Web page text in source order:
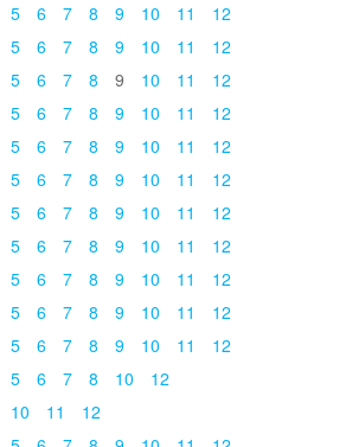
5 6 7 8 9 10 11
12
5 6 7 8 9 10 11
12
5 6 7 8 9 10 11
12
5 6 7 8 9 10 11
12
5 6 7 8 9 10 11
12
5 6 7 8 9 10 11
12
5 6 7 8 9 10 11
12
5 6 7 8 9 10 11
12
5 6 7 8 9 10 11
12
5 6 7 8 9 10 11
12
5 6 7 8 9 10 11
12
5 6 7 8 10
12
10 11
12